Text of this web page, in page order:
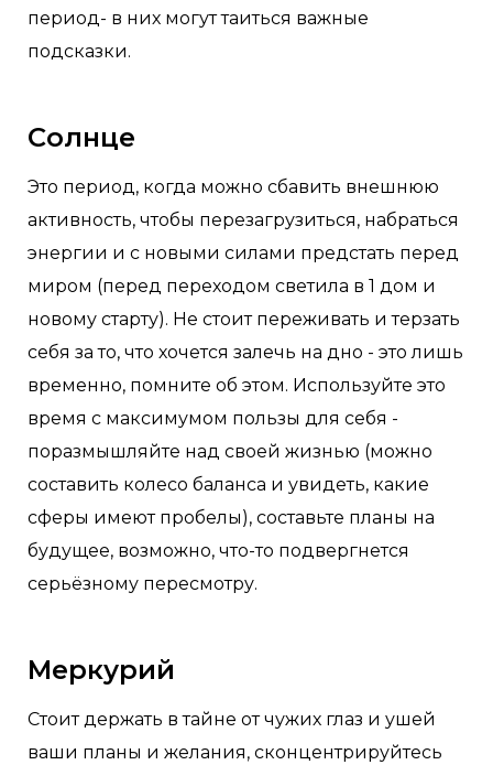
период- в них могут таиться важные
подсказки.
Солнце
Это период, когда можно сбавить внешнюю
активность, чтобы перезагрузиться, набраться
энергии и с новыми силами предстать перед
миром (перед переходом светила в 1 дом и
новому старту). Не стоит переживать и терзать
себя за то, что хочется залечь на дно - это лишь
временно, помните об этом. Используйте это
время с максимумом пользы для себя -
поразмышляйте над своей жизнью (можно
составить колесо баланса и увидеть, какие
сферы имеют пробелы), составьте планы на
будущее, возможно, что-то подвергнется
серьёзному пересмотру.
Меркурий
Стоит держать в тайне от чужих глаз и ушей
ваши планы и желания, сконцентрируйтесь